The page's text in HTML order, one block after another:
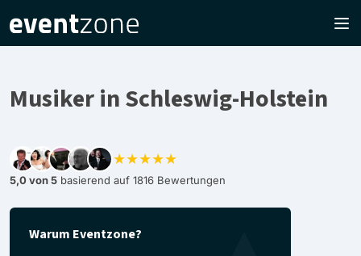
Musiker in Schleswig-Holstein
★★★★★
5,0 von 5 basierend auf 1816 Bewertungen
Warum Eventzone?